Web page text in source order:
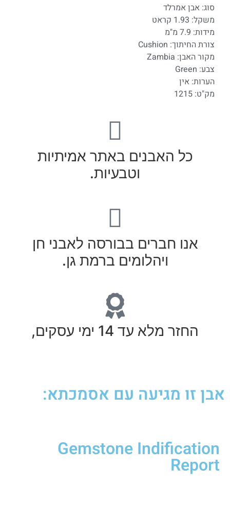
סוג: אבן אמרלד
משקל: 1.93 קראט
מידות: 7.9 מ"מ
צורת החיתוך: Cushion
מקור האבן: Zambia
צבע: Green
הערות: אין
מק"ט: 1215
כל האבנים באתר אמיתיות
וטבעיות.
אנו חברים בבורסה לאבני חן
ויהלומים ברמת גן.
החזר מלא עד 14 ימי עסקים,
אבן זו מגיעה עם אסמכתא:
Gemstone Indification
Report